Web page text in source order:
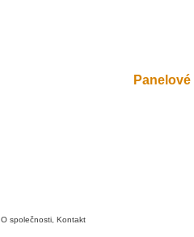
Panelové
O společnosti Kontakt